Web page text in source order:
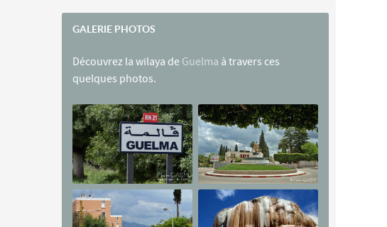
GALERIE PHOTOS
Découvrez la wilaya de Guelma à travers ces
quelques photos.